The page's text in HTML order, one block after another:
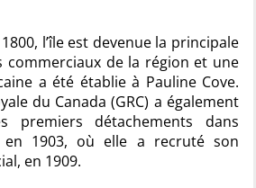
l’île est devenue la principale
commerciaux de la région et une
a été établie à Pauline Cove.
du Canada (GRC) a également
premiers détachements dans
en 1903, où elle a recruté son
en 1909.